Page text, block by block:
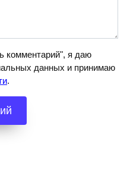
комментарий", я даю
данных и принимаю
.